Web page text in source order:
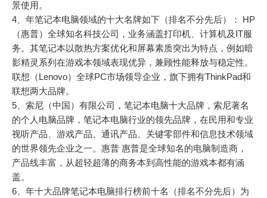
景使用。
4、年笔记本电脑领域的十大名牌如下（排名不分先后）： HP
（惠普）全球知名科技公司，业务涵盖打印机、计算机及IT服
务。其笔记本以散热方案优化和屏幕素质突出为特点，例如暗
影精灵系列在游戏本领域表现优异，兼顾性能释放与稳定性。
联想（Lenovo）全球PC市场领导企业，旗下拥有ThinkPad和
联想两大品牌。
5、索尼（中国）有限公司，笔记本电脑十大品牌，索尼著名
的个人电脑品牌，笔记本电脑行业的领先品牌，在民用和专业
视听产品、游戏产品、通讯产品、关键零部件和信息技术领域
的世界领先企业之一。惠普 惠普是全球知名的电脑制造商，
产品线丰富，从超轻超薄的商务本到高性能的游戏本都有涵
盖。
6、年十大品牌笔记本电脑排行榜前十名（排名不分先后）为